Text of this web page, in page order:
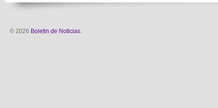
© 2026 Boletin de Noticias.